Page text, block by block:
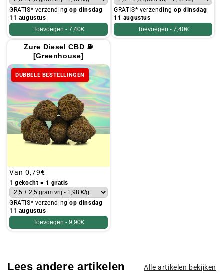
GRATIS* verzendingop dinsdag
11 augustus
Toevoegen - 7,40€
GRATIS* verzendingop dinsdag
11 augustus
Toevoegen - 7,40€
Zure Diesel CBD ⛽
[Greenhouse]
DUBBELE BESTELLINGEN
Gebruikelijke
prijs
Van 0,79€
1 gekocht = 1 gratis
GRATIS* verzendingop dinsdag
11 augustus
Toevoegen - 9,90€
Lees andere artikelen Alle artikelen bekijken